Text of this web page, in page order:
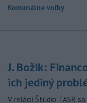
Komunálne voľby
J. Božik:
ich jediný
V relácii Štúdio TASR